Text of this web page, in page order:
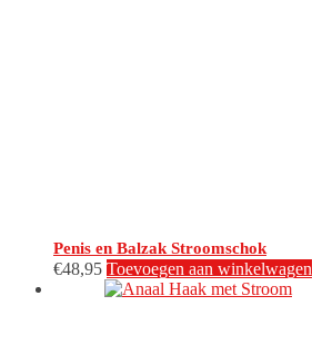
Penis en Balzak Stroomschok
€48,95 Toevoegen aan winkelwagen